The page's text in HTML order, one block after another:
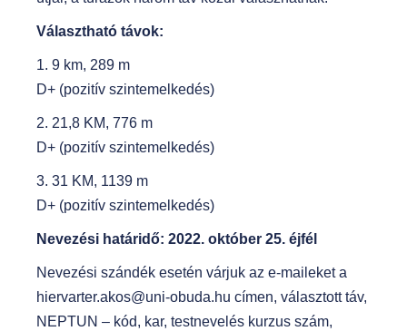
Választható távok:
1. 9 km, 289 m
D+ (pozitív szintemelkedés)
2. 21,8 KM, 776 m
D+ (pozitív szintemelkedés)
3. 31 KM, 1139 m
D+ (pozitív szintemelkedés)
Nevezési határidő: 2022. október 25. éjfél
Nevezési szándék esetén várjuk az e-maileket a
hiervarter.akos@uni-obuda.hu címen, választott táv,
NEPTUN – kód, kar, testnevelés kurzus szám,